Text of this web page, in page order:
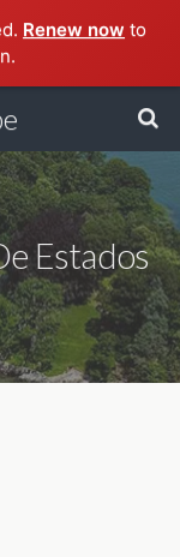
Renew now to
Estados